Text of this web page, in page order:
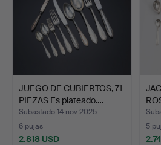
JUEGO DE CUBIERTOS, 71
PIEZAS Es plateado.…
Subastado 14 nov 2025
6 pujas
2.818 USD
DE
5